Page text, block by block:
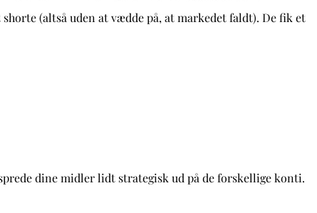
(altså uden at vædde på, at markedet faldt). De fik et
dine midler lidt strategisk ud på de forskellige konti.